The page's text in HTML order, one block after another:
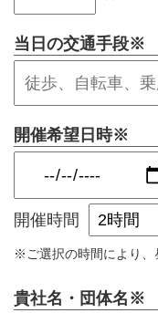
当日の交通手段※
開催希望日時※
開催時間
※ご選択の時間により、
貴社名・団体名 ※